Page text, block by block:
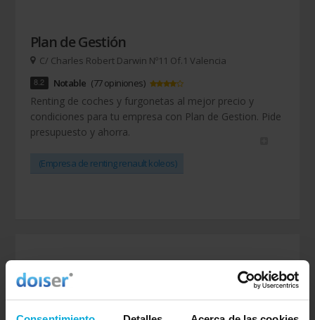
Plan de Gestión
C/ Charles Robert Darwin Nº11 Of.1 Valencia
8.2 Notable (77 opiniones)
Renting de coches y furgonetas al mejor precio y
condiciones para tu empresa con Plan de Gestion. Pide
presupuesto y ahorra.
(Empresa de renting renault koleos)